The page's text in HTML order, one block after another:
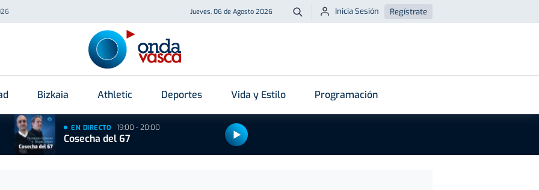
Jueves, 06 de Agosto 2026 Buscar
Inicia Sesión Regístrate
Bizkaia Athletic Deportes Vida y Estilo Programación
EN DIRECTO 19:00 - 20:00
Cosecha del 67